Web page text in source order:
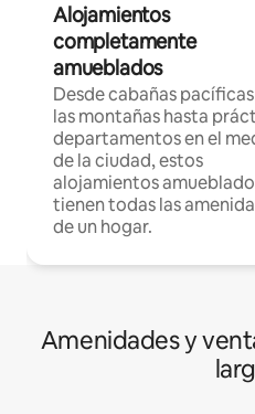
Alojamientos
completamente
amueblados
Desde cabañas
las montañas hasta
departamentos en el
de la ciudad, estos
alojamientos
tienen todas las
de un hogar.
Amenidades y